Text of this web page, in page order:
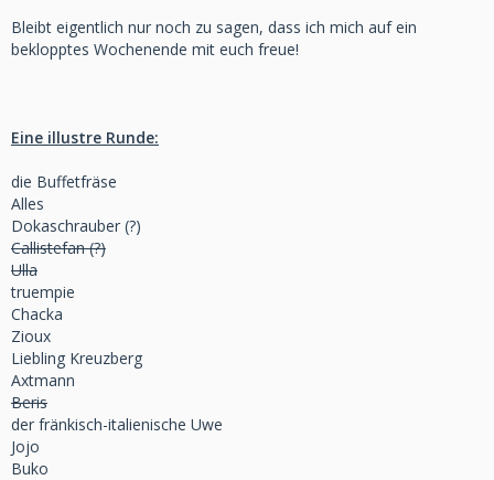
Bleibt eigentlich nur noch zu sagen, dass ich mich auf ein
beklopptes Wochenende mit euch freue!
Eine illustre Runde:
die Buffetfräse
Alles
Dokaschrauber (?)
Callistefan (?)
Ulla
truempie
Chacka
Zioux
Liebling Kreuzberg
Axtmann
Beris
der fränkisch-italienische Uwe
Jojo
Buko